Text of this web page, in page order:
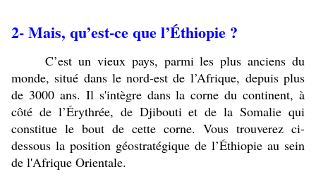
2- Mais, qu’est-ce que l’Éthiopie ?
C’est un vieux pays, parmi les plus anciens du
monde, situé dans le nord-est de l’Afrique, depuis plus
de 3000 ans. Il s'intègre dans la corne du continent, à
côté de l’Érythrée, de Djibouti et de la Somalie qui
constitue le bout de cette corne. Vous trouverez ci-
dessous la position géostratégique de l’Éthiopie au sein
de l'Afrique Orientale.